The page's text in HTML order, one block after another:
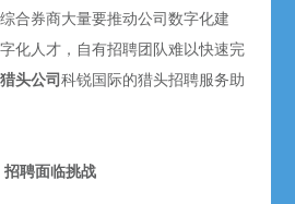
合券商大量要推动公司数字化建
化人才，自有招聘团队难以快速完
猎头公司科锐国际的猎头招聘服务助
招聘面临挑战